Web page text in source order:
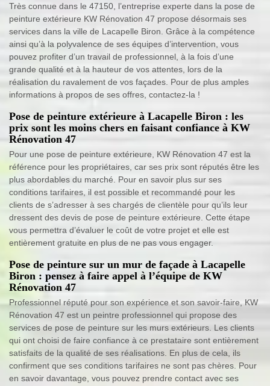
Très connue dans le 47150, l’entreprise experte dans la pose de
peinture extérieure KW Rénovation 47 propose désormais ses
services dans la ville de Lacapelle Biron. Grâce à la compétence
ainsi qu’à la polyvalence de ses équipes d’intervention, vous
pouvez profiter d’un travail de professionnel, à la fois d’une
grande qualité et à la hauteur de vos attentes, lors de la
réalisation du ravalement de vos façades. Pour de plus amples
informations à propos de ses offres, contactez-la !
Pose de peinture extérieure à Lacapelle Biron : les
prix sont les moins chers en faisant confiance à KW
Rénovation 47
Pour une pose de peinture extérieure, KW Rénovation 47 est la
référence pour les propriétaires, car ses prix sont réputés être les
plus abordables du marché. Pour en savoir plus sur ses
conditions tarifaires, il est possible et recommandé pour les
clients de s’adresser à ses chargés de clientèle pour qu’ils leur
dressent des devis de pose de peinture extérieure. Cette étape
vous permettra d’évaluer le coût de votre projet et elle est
entièrement gratuite en plus de ne pas vous engager.
Pose de peinture sur un mur de façade à Lacapelle
Biron : pensez à faire appel à l’équipe de KW
Rénovation 47
Professionnel réputé pour son expérience et son savoir-faire, KW
Rénovation 47 est un peintre professionnel qui propose des
services de pose de peinture sur les murs extérieurs. Les clients
qui ont choisi de faire confiance à ce prestataire sont entièrement
satisfaits de la qualité de ses réalisations. En plus de cela, ils
confirment que ses conditions tarifaires ne sont pas chères. Pour
en savoir davantage, vous pouvez prendre contact avec ses